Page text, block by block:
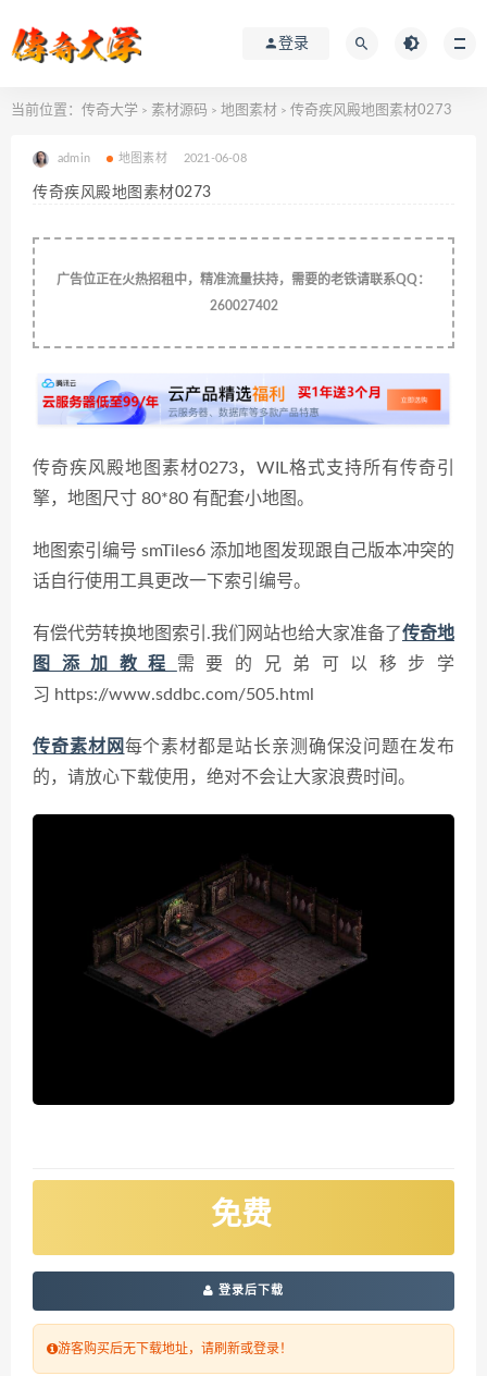
登录
当前位置： 传奇大学 > 素材源码 > 地图素材 > 传奇疾风殿地图素材0273
admin 地图素材 2021-06-08
传奇疾风殿地图素材0273
广告位正在火热招租中，精准流量扶持，需要的老铁请联系QQ：
260027402
传奇疾风殿地图素材0273，WIL格式支持所有传奇引
擎，地图尺寸 80*80 有配套小地图。
地图索引编号 smTiles6添加地图发现跟自己版本冲突的
话自行使用工具更改一下索引编号。
有偿代劳转换地图索引.我们网站也给大家准备了传奇地
图添加教程 需要的兄弟可以移步学
习 https://www.sddbc.com/505.html
传奇素材网每个素材都是站长亲测确保没问题在发布
的，请放心下载使用，绝对不会让大家浪费时间。
免费
登录后下载
游客购买后无下载地址，请刷新或登录！